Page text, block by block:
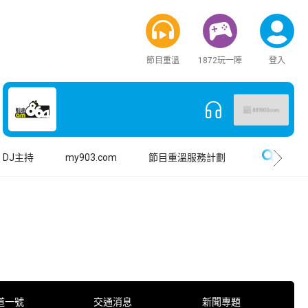
節目重溫 1872玩一陣 登入
DJ主持 my903.com 節目重溫服務計劃
一號 交通消息 新聞專題